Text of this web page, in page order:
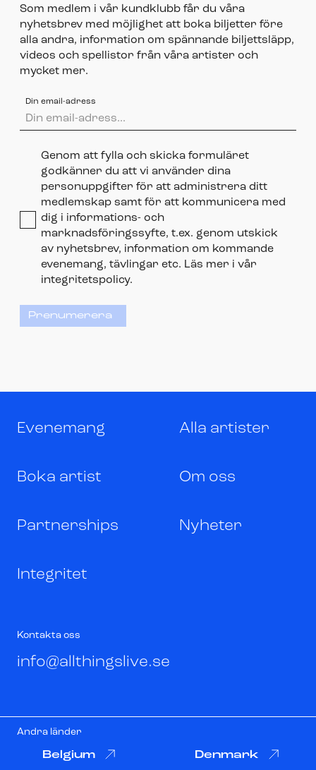
Som medlem i vår kundklubb får du våra
nyhetsbrev med möjlighet att boka biljetter före
alla andra, information om spännande biljettsläpp,
videos och spellistor från våra artister och
mycket mer.
Din email-adress
Genom att fylla och skicka formuläret
godkänner du att vi använder dina
personuppgifter för att administrera ditt
medlemskap samt för att kommunicera med
dig i informations- och
marknadsföringssyfte, t.ex. genom utskick
av nyhetsbrev, information om kommande
evenemang, tävlingar etc. Läs mer i vår
integritetspolicy.
Prenumerera
Evenemang Alla artister
Boka artist Om oss
Partnerships Nyheter
Integritet
Kontakta oss
info@allthingslive.se
Andra länder
Belgium Denmark